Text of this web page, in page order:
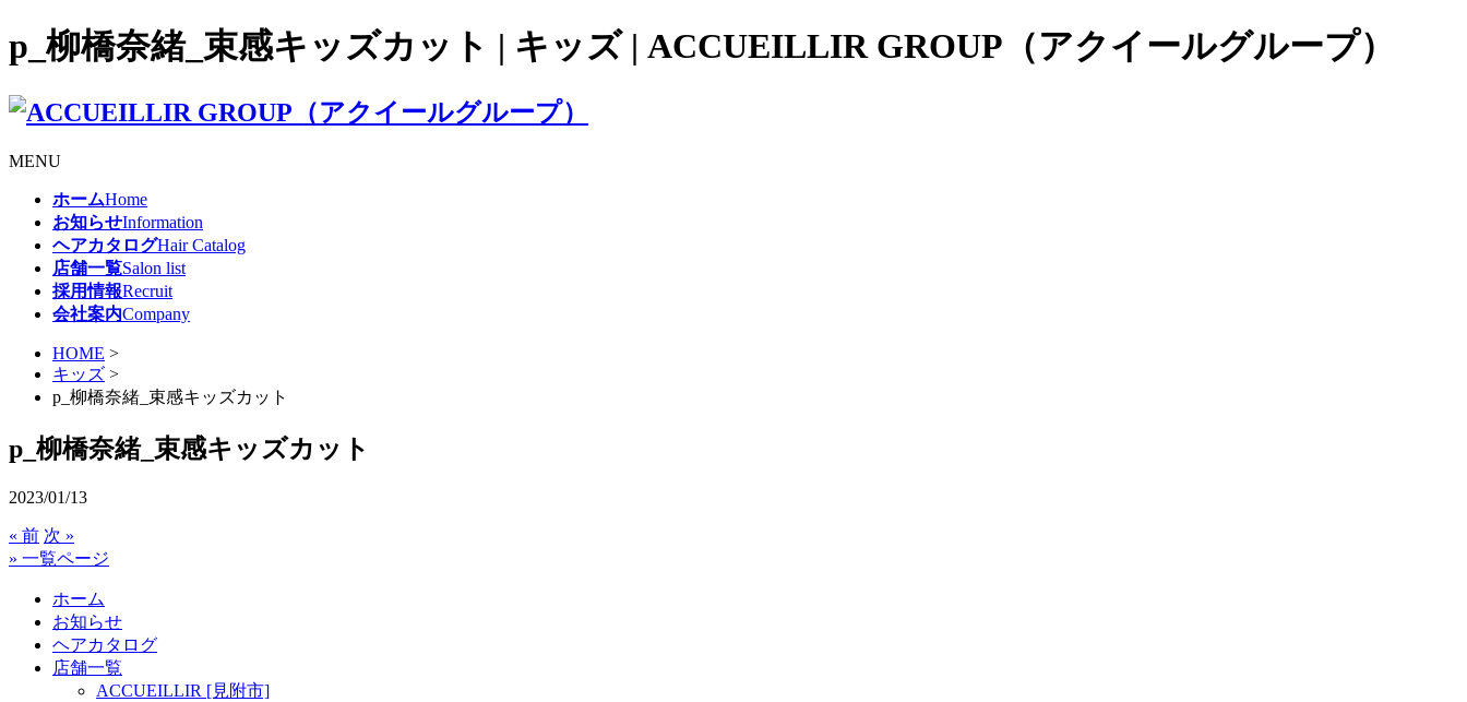
p_柳橋奈緒_束感キッズカット | キッズ | ACCUEILLIR GROUP（アクイールグループ）
MENU
ホームHome
お知らせInformation
ヘアカタログHair Catalog
店舗一覧Salon list
採用情報Recruit
会社案内Company
HOME >
キッズ >
p_柳橋奈緒_束感キッズカット
p_柳橋奈緒_束感キッズカット
2023/01/13
« 前 次 »
» 一覧ページ
ホーム
お知らせ
ヘアカタログ
店舗一覧
ACCUEILLIR [見附市]